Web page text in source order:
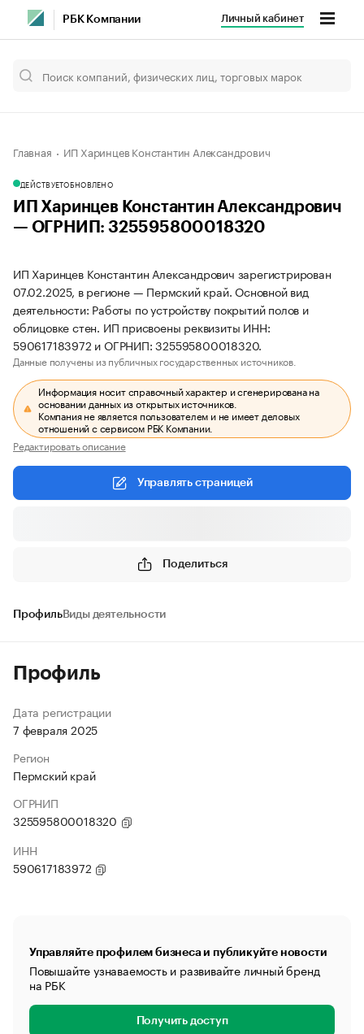
РБК Компании Личный кабинет
Главная ИП Харинцев Константин Александрович
ДЕЙСТВУЕТОБНОВЛЕНО
ИП Харинцев Константин Александрович
— ОГРНИП: 325595800018320
ИП Харинцев Константин Александрович зарегистрирован
07.02.2025, в регионе — Пермский край. Основной вид
деятельности: Работы по устройству покрытий полов и
облицовке стен. ИП присвоены реквизиты ИНН:
590617183972 и ОГРНИП: 325595800018320.
Данные получены из публичных государственных источников.
Информация носит справочный характер и сгенерирована на
основании данных из открытых источников.
Компания не является пользователем и не имеет деловых
отношений с сервисом РБК Компании.
Редактировать описание
Управлять страницей
Поделиться
ПрофильВиды деятельности
Профиль
Дата регистрации
7 февраля 2025
Регион
Пермский край
ОГРНИП
325595800018320
ИНН
590617183972
Управляйте профилем бизнеса и публикуйте новости
Повышайте узнаваемость и развивайте личный бренд
на РБК
Получить доступ